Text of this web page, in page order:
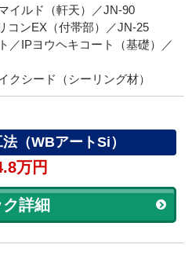
イルド（軒天）／JN-90
コンEX（付帯部）／JN-25
／IPヨウヘキコート（基礎）／
クシード（シーリング材）
（WBアートSi）
万円
詳細